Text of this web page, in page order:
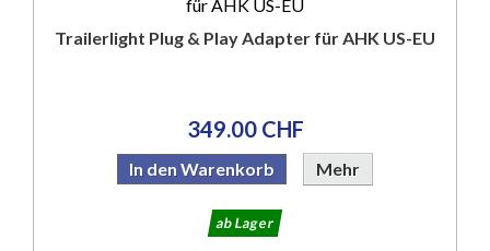
Trailerlight Plug & Play Adapter für AHK US-EU
349.00 CHF
In den Warenkorb Mehr
ab Lager